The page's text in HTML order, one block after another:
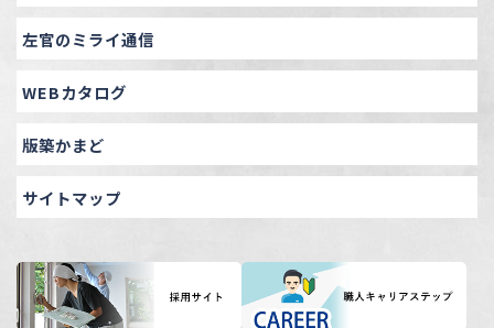
左官のミライ通信
WEBカタログ
版築かまど
サイトマップ